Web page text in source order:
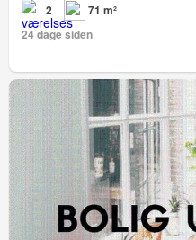
2
71 m²
24 dage siden